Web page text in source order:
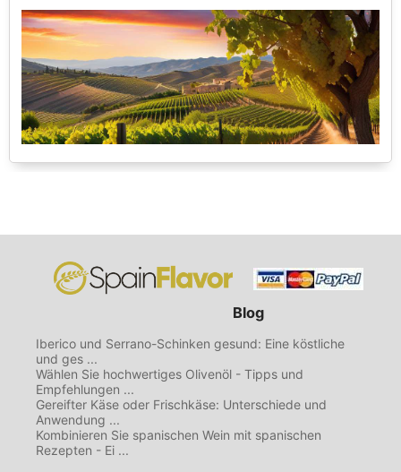
Blog
Iberico und Serrano-Schinken gesund: Eine köstliche
und ges ...
Wählen Sie hochwertiges Olivenöl - Tipps und
Empfehlungen ...
Gereifter Käse oder Frischkäse: Unterschiede und
Anwendung ...
Kombinieren Sie spanischen Wein mit spanischen
Rezepten - Ei ...